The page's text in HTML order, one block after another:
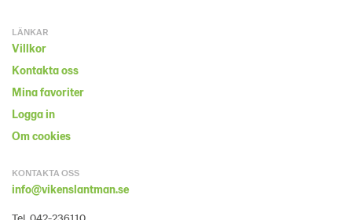
LÄNKAR
Villkor
Kontakta oss
Mina favoriter
Logga in
Om cookies
KONTAKTA OSS
info@vikenslantman.se
Tel. 042-236110